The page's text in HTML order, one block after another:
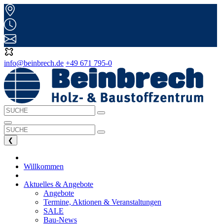
info@beinbrech.de +49 671 795-0
❮
Willkommen
Aktuelles & Angebote
Angebote
Termine, Aktionen & Veranstaltungen
SALE
Bau-News